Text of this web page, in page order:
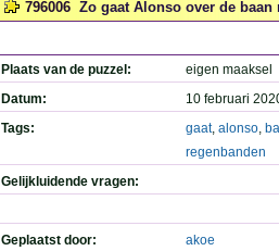
796006 Zo gaat Alonso over de baan
Plaats van de puzzel:
eigen maaksel
Datum:
10 februari
Tags:
gaat, alonso,
regenbanden
Gelijkluidende vragen:
Geplaatst door: akoe